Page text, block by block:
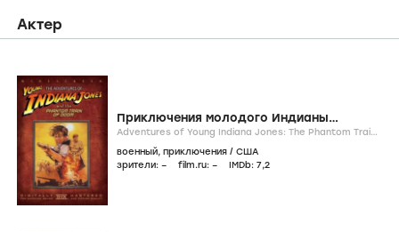
Актер
Приключения молодого Индианы
Джонса: Поезд - призрак
Adventures of Young Indiana Jones: The Phantom Train
военный, приключения / США
зрители: – film.ru: – IMDb: 7,2